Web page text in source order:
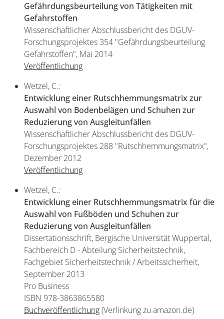
Gefährdungsbeurteilung von Tätigkeiten mit
Gefahrstoffen
Wissenschaftlicher Abschlussbericht des DGUV-
Forschungsprojektes 354 "Gefährdungsbeurteilung
Gefahrstoffen", Mai 2014
Veröffentlichung
Wetzel, C.:
Entwicklung einer Rutschhemmungsmatrix zur
Auswahl von Bodenbelägen und Schuhen zur
Reduzierung von Ausgleitunfällen
Wissenschaftlicher Abschlussbericht des DGUV-
Forschungsprojektes 288 "Rutschhemmungsmatrix",
Dezember 2012
Veröffentlichung
Wetzel, C.:
Entwicklung einer Rutschhemmungsmatrix für die
Auswahl von Fußböden und Schuhen zur
Reduzierung von Ausgleitunfällen
Dissertationsschrift, Bergische Universität Wuppertal,
Fachbereich D - Abteilung Sicherheitstechnik,
Fachgebiet Sicherheitstechnik / Arbeitssicherheit,
September 2013
Pro Business
ISBN 978-3863865580
Buchveröffentlichung(Verlinkung zu amazon.de)